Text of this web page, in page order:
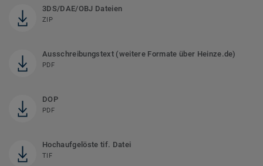
3DS/DAE/OBJ Dateien
ZIP
Ausschreibungstext (weitere Formate über Heinze.de)
PDF
DOP
PDF
Hochaufgelöste tif. Datei
TIF